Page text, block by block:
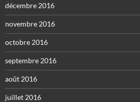
décembre 2016
novembre 2016
octobre 2016
septembre 2016
août 2016
juillet 2016